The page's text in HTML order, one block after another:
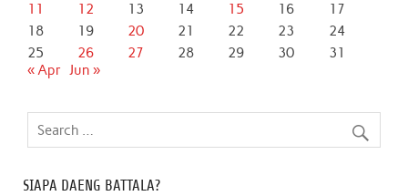
11 12 13 14 15 16
17
18
19 20 21 22 23
24
25
26 27 28 29 30
31
« Apr Jun »
SIAPA DAENG BATTALA?